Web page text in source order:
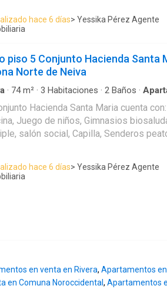
• 2 baños • Sala amplia con
• Zona de labores • Garaje privado
a su cercanía a zonas comerciales,
para habitar. Contáctame para más
hace 6 días> Yessika Pérez Agente
piso 5 Conjunto Hacienda Santa
Norte de Neiva
· 74m² · 3 Habitaciones · 2 Baños ·
panorámica·Agua·Tanque de agua·
con discapacidad·Jardín·Barbecue·
·Seguridad privada· Piscina·Vigilante
Hacienda Santa Maria cuenta
Juego de niños, Gimnasios
salón social, Capilla, Senderos
Barrio Madrigal, lugar tranquilo,
Único.
hace 6 días> Yessika Pérez Agente
en venta en Rivera, Apartamentos
en Comuna Noroccidental , Apartamentos